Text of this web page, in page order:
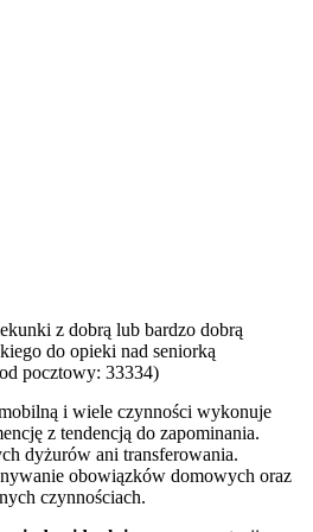
z dobrą lub bardzo dobrą
do opieki nad seniorką
pocztowy: 33334)
i wiele czynności wykonuje
z tendencją do zapominania.
dyżurów ani transferowania.
obowiązków domowych oraz
czynnościach.